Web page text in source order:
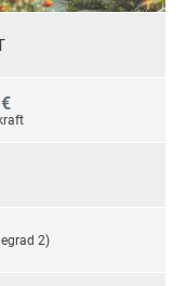
2)